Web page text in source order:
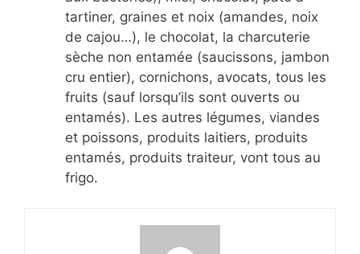
tartiner, graines et noix (amandes, noix
de cajou…), le chocolat, la charcuterie
sèche non entamée (saucissons, jambon
cru entier), cornichons, avocats, tous les
fruits (sauf lorsqu’ils sont ouverts ou
entamés). Les autres légumes, viandes
et poissons, produits laitiers, produits
entamés, produits traiteur, vont tous au
frigo.